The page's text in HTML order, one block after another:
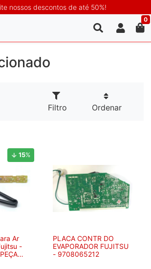
nossos descontos de até 50%!
0
Filtro Ordenar
15%
-
PLACA CONTR DO
EVAPORADOR FUJITSU
- 9708065212